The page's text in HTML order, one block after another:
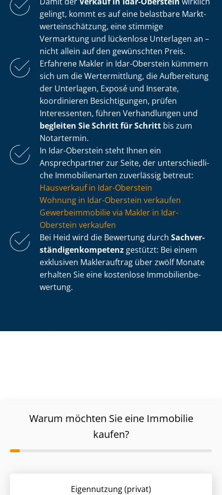
gelingt, kommt es auf eine belastbare Markt­
wert­ein­schät­zung, eine stimmige
Vermarktung und lückenlose Unterlagen an –
nicht allein auf den gewünschten Preis.
Erfahrene Makler in Idar-Oberstein kümmern
sich um die Wertermittlung, die Aufbereitung
der Unterlagen, Exposé und Inserate,
koordinieren Besichtigungen, prüfen
Interessenten, führen Verhandlungen und
begleiten Sie Schritt für Schritt bis zum
Notartermin.
In Idar-Oberstein steht Ihnen ein
Ansprechpartner zur Seite, der un­ter­schied­li­
che Immobilienarten zuverlässig betreut:
Hausverkauf in Idar-Oberstein
Wohnung in Idar-Oberstein verkaufen
Ge­wer­be­im­mo­bi­lie via Makler in Idar-
Oberstein verkaufen
Bei Heid wird die Bewertung durch Sach­ver­
stän­di­gen­kom­pe­tenz gestützt: Bei einem
exklusiven Maklerauftrag über zwölf Monate
erhalten Sie eine kostenlose Im­mo­bi­li­en­be­
wer­tung.
Warum möchten Sie eine Immobilie
kaufen?
Eigennutzung (privat)